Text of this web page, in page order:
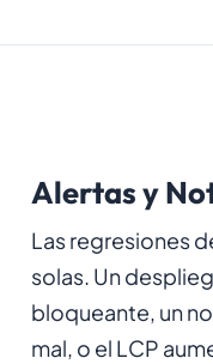
Alertas y
Las regresiones
solas. Un
bloqueante, un
mal, o el LCP